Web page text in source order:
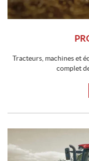
Tracteurs, machines et
complet